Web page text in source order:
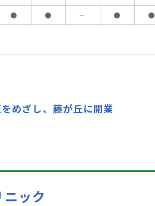
● ● － ● ●
めざし、藤が丘に開業
ック